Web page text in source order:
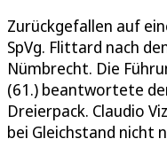
Zurückgefallen auf
SpVg. Flittard nach
Nümbrecht. Die
(61.) beantwortete
Dreierpack. Claudio
bei Gleichstand nicht